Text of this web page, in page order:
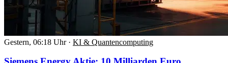
Gestern, 06:18 Uhr · KI & Quantencomputing